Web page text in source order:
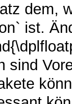
dem,
ist.
sind